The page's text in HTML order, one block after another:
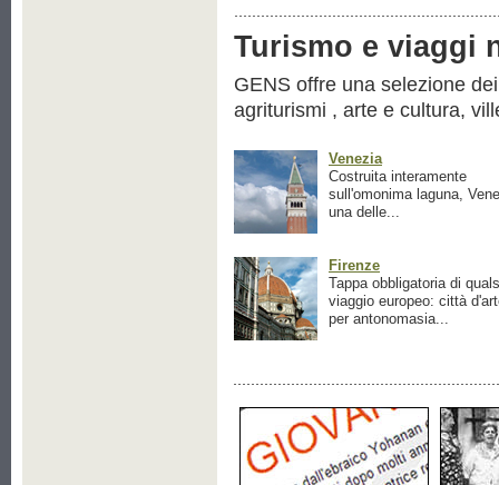
Turismo e viaggi
GENS offre una selezione
agriturismi , arte e cultura,
Venezia
Costruita interamente
sull'omonima laguna,
una delle...
Firenze
Tappa obbligatoria di
viaggio europeo: città
per antonomasia...